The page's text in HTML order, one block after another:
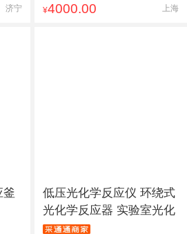
济宁 ¥4000.00 上海
釜
低压光化学反应仪 环绕式
光化学反应器 实验室光化